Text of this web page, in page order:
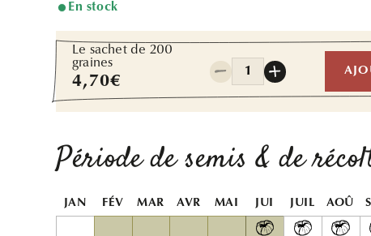
En stock
Le sachet de 200
graines
Prix
habituel
4,70€
Quantité
Réduire
la
quantité
CHOU
FRISE
BLUE
SCOTCH
Augmenter
la
quantité
CHOU
FRISE
BLUE
SCOTCH
Période de semis & de
JAN FÉV MAR AVR MAI JUI JUIL AOÛ